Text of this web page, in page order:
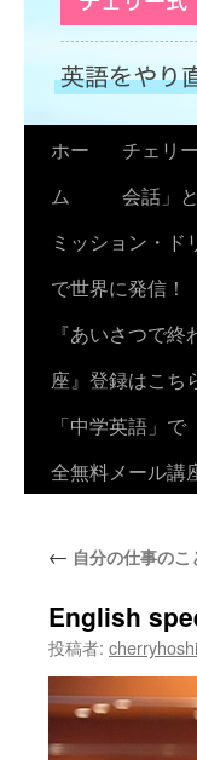
キ
プ
ホー
ム
チェリ
会話」
ミッション・
で世界に発信！
『あいさつで
座』登録はこち
「中学英語」
全無料メール講
← 自分の仕事の
English
投稿者: